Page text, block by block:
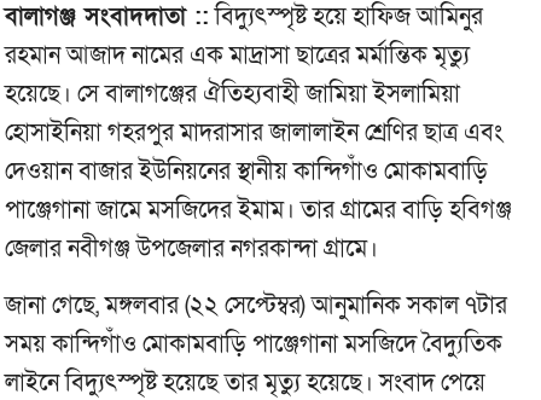
বালাগঞ্জ সংবাদদাতা ::বিদ্যুৎস্পৃষ্ট হয়ে হাফিজ আমিনুর
রহমান আজাদ নামের এক মাদ্রাসা ছাত্রের মর্মান্তিক মৃত্যু
হয়েছে। সে বালাগঞ্জের ঐতিহ্যবাহী জামিয়া ইসলামিয়া
হোসাইনিয়া গহরপুর মাদরাসার জালালাইন শ্রেণির ছাত্র এবং
দেওয়ান বাজার ইউনিয়নের স্থানীয় কান্দিগাঁও মোকামবাড়ি
পাঞ্জেগানা জামে মসজিদের ইমাম। তার গ্রামের বাড়ি হবিগঞ্জ
জেলার নবীগঞ্জ উপজেলার নগরকান্দা গ্রামে।
জানা গেছে, মঙ্গলবার (২২ সেপ্টেম্বর) আনুমানিক সকাল ৭টার
সময় কান্দিগাঁও মোকামবাড়ি পাঞ্জেগানা মসজিদে বৈদ্যুতিক
লাইনে বিদ্যুৎস্পৃষ্ট হয়েছে তার মৃত্যু হয়েছে। সংবাদ পেয়ে